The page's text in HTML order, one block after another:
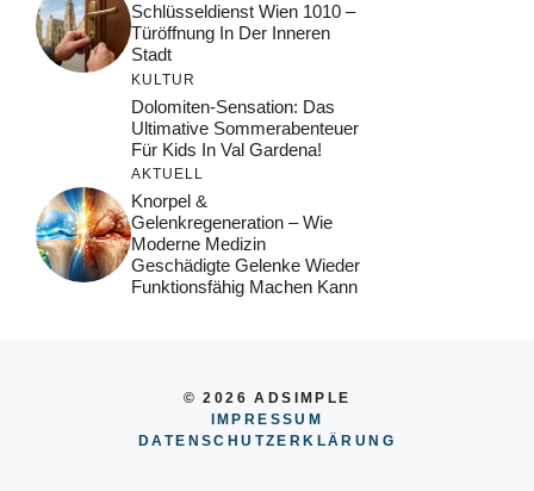
Schlüsseldienst Wien 1010 –
Türöffnung In Der Inneren
Stadt
KULTUR
Dolomiten-Sensation: Das
Ultimative Sommerabenteuer
Für Kids In Val Gardena!
AKTUELL
Knorpel &
Gelenkregeneration – Wie
Moderne Medizin
Geschädigte Gelenke Wieder
Funktionsfähig Machen Kann
© 2026 ADSIMPLE
IMPRESSUM
DATENSCHUTZERKLÄRUNG